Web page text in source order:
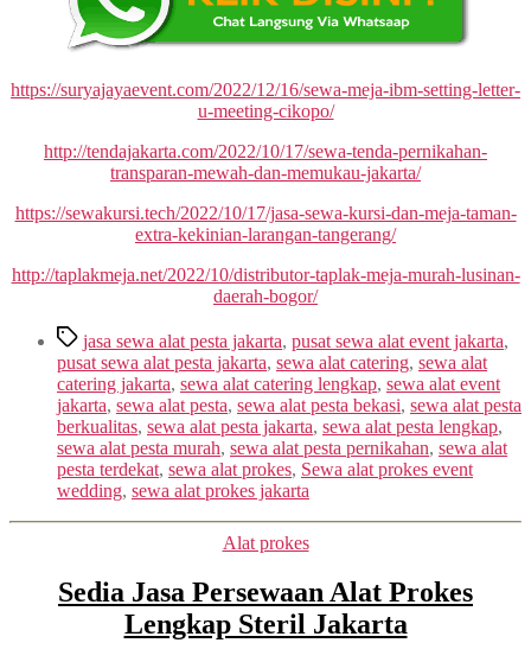
https://suryajayaevent.com/2022/12/16/sewa-meja-ibm-setting-letter-
u-meeting-cikopo/
http://tendajakarta.com/2022/10/17/sewa-tenda-pernikahan-
transparan-mewah-dan-memukau-jakarta/
https://sewakursi.tech/2022/10/17/jasa-sewa-kursi-dan-meja-taman-
extra-kekinian-larangan-tangerang/
http://taplakmeja.net/2022/10/distributor-taplak-meja-murah-lusinan-
daerah-bogor/
Tagsjasa sewa alat pesta jakarta, pusat sewa alat event jakarta,
pusat sewa alat pesta jakarta, sewa alat catering, sewa alat
catering jakarta, sewa alat catering lengkap, sewa alat event
jakarta, sewa alat pesta, sewa alat pesta bekasi, sewa alat pesta
berkualitas, sewa alat pesta jakarta, sewa alat pesta lengkap,
sewa alat pesta murah, sewa alat pesta pernikahan, sewa alat
pesta terdekat, sewa alat prokes, Sewa alat prokes event
wedding, sewa alat prokes jakarta
Categories
Alat prokes
Sedia Jasa Persewaan Alat Prokes
Lengkap Steril Jakarta